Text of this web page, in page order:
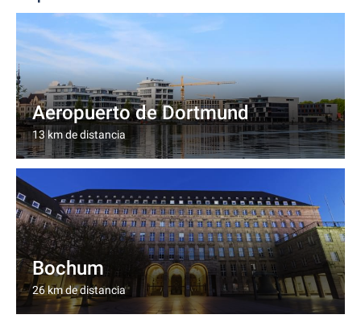
Aeropuerto de Dortmund
13 km de distancia
Bochum
26 km de distancia